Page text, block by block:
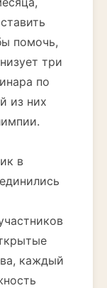
помочь,
три
по
из них
в
каждый